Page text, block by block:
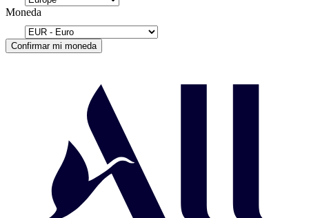
Moneda
Confirmar mi moneda